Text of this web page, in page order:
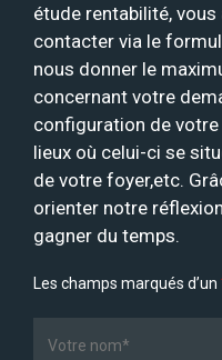
étude rentabilité,
contacter via le
nous donner le
concernant votre
configuration de
lieux où celui-ci se
de votre foyer,etc.
orienter notre
gagner du temps.
Les champs marqués d’un